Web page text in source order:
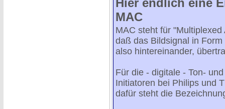
Hier endlich eine
MAC
MAC steht für
daß das Bildsignal in
also hintereinander,
Für die - digitale - Ton-
Initiatoren bei Philips und
dafür steht die